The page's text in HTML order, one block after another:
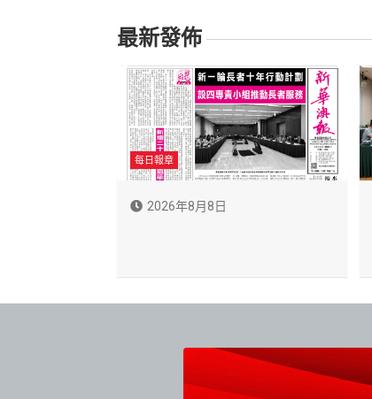
覽
最新發佈
每日報章
2026年8月8日